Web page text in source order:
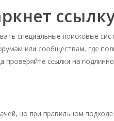
специальные поисковые
или сообществам, где
проверяйте ссылки на
но при правильном